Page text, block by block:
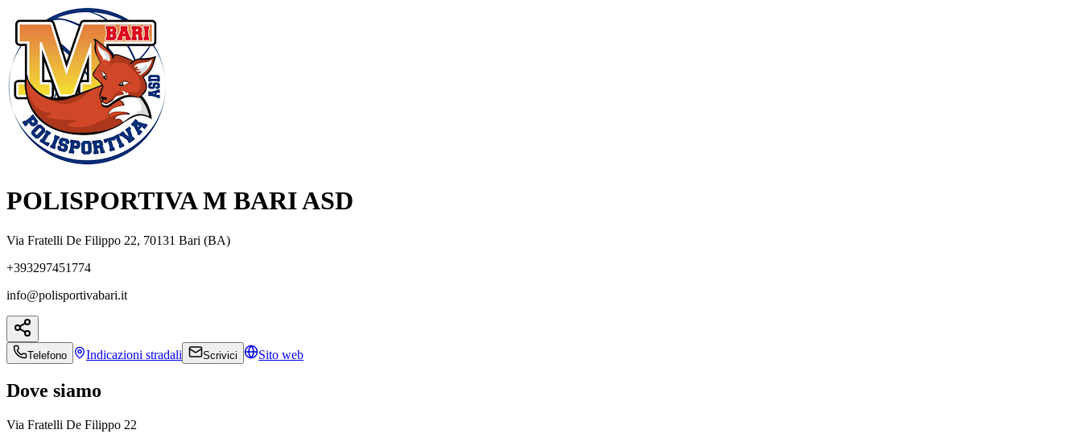
POLISPORTIVA M BARI ASD
Via Fratelli De Filippo 22, 70131 Bari (BA)
+393297451774
info@polisportivabari.it
Telefono Indicazioni stradali Scrivici Sito web
Dove siamo
Via Fratelli De Filippo 22